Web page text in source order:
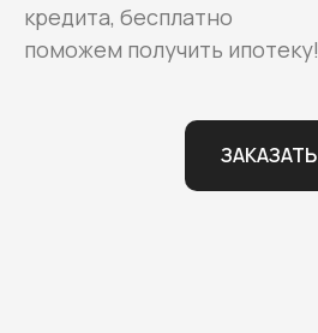
кредита, бесплатно
поможем получить ипотеку!
ЗАКАЗАТЬ